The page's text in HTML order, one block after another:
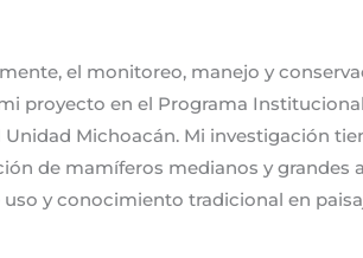
el monitoreo, manejo y
proyecto en el Programa
Michoacán. Mi investigación
de mamíferos medianos y grandes
y conocimiento tradicional en